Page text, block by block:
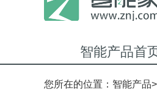
智能产品首
您所在的位置： 智能产品>